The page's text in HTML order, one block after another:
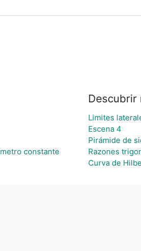
constante
Descubrir
Limites
Escena 4
Pirámide de
Razones
Curva de